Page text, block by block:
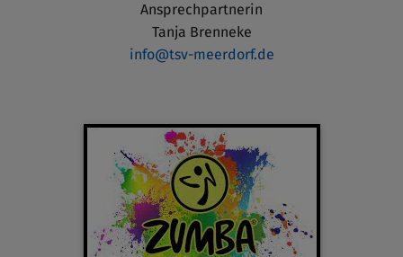
Ansprechpartnerin
Tanja Brenneke
info@tsv-meerdorf.de